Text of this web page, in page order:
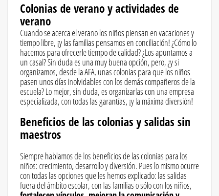
Colonias de verano y actividades de
verano
Cuando se acerca el verano los niños piensan en vacaciones y
tiempo libre, ¡y las familias pensamos en conciliación! ¿Cómo lo
hacemos para ofrecerle tiempo de calidad? ¿Los apuntamos a
un casal? Sin duda es una muy buena opción, pero, ¿y si
organizamos, desde la AFA, unas colonias para que los niños
pasen unos días inolvidables con los demás compañeros de la
escuela? Lo mejor, sin duda, es organizarlas con una empresa
especializada, con todas las garantías, ¡y la máxima diversión!
Beneficios de las colonias y salidas sin
maestros
Siempre hablamos de los beneficios de las colonias para los
niños: crecimiento, desarrollo y diversión. Pues lo mismo ocurre
con todas las opciones que les hemos explicado: las salidas
fuera del ámbito escolar, con las familias o sólo con los niños,